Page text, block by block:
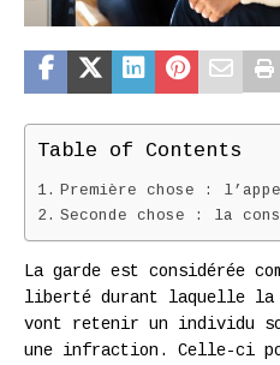
Table of Contents
Première chose :
Seconde chose : la
La garde est considérée
liberté durant laquelle la
vont retenir un individu
une infraction. Celle-ci